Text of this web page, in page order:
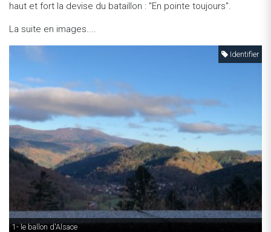
haut et fort la devise du bataillon : "En pointe toujours".
La suite en images....
Identifier
1- le ballon d'Alsace